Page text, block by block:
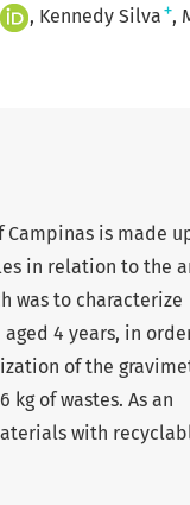
Kennedy Silva +
is made
in relation to the
was to characterize
4 years, in
of the
of wastes. As an
with